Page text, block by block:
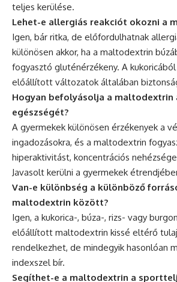
teljes kerülése.
Lehet-e allergiás reakciót okozni a
Igen, bár ritka, de előfordulhatnak
különösen akkor, ha a maltodextrin
fogyasztó gluténérzékeny. A
előállított változatok általában
Hogyan befolyásolja a maltodextrin
egészségét?
A gyermekek különösen érzékenyek a
ingadozásokra, és a maltodextrin
hiperaktivitást, koncentrációs
Javasolt kerülni a gyermekek
Van-e különbség a különböző
maltodextrin között?
Igen, a kukorica-, búza-, rizs- vagy
előállított maltodextrin kissé eltérő
rendelkezhet, de mindegyik hasonlóan
indexszel bír.
Segíthet-e a maltodextrin a